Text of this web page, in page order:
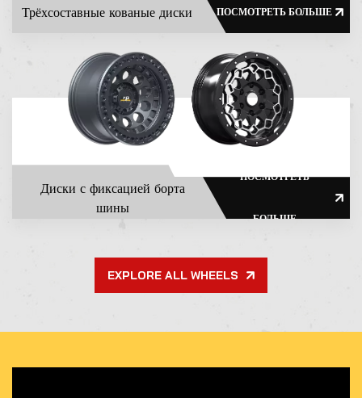
Трёхсоставные кованые диски ПОСМОТРЕТЬ БОЛЬШЕ
Диски с фиксацией борта
шины
ПОСМОТРЕТЬ
БОЛЬШЕ
EXPLORE ALL WHEELS